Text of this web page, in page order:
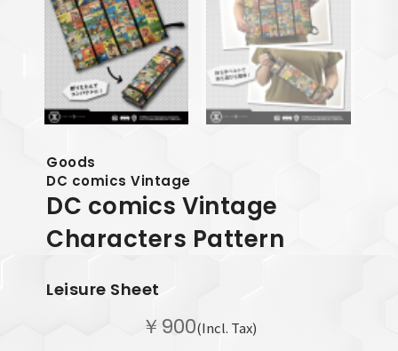
Goods
DC comics Vintage
DC comics Vintage
Characters Pattern
Leisure Sheet
￥900(Incl. Tax)